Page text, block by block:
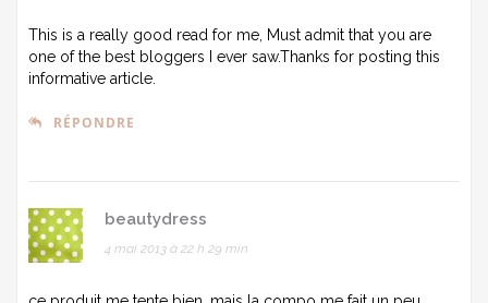
This is a really good read for me, Must admit that you are
one of the best bloggers I ever saw.Thanks for posting this
informative article.
RÉPONDRE
beautydress
4 mai 2013 à 22 h 29 min